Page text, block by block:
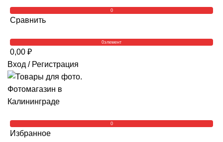
0
Сравнить
0элемент
0,00 ₽
Вход / Регистрация
0
Избранное